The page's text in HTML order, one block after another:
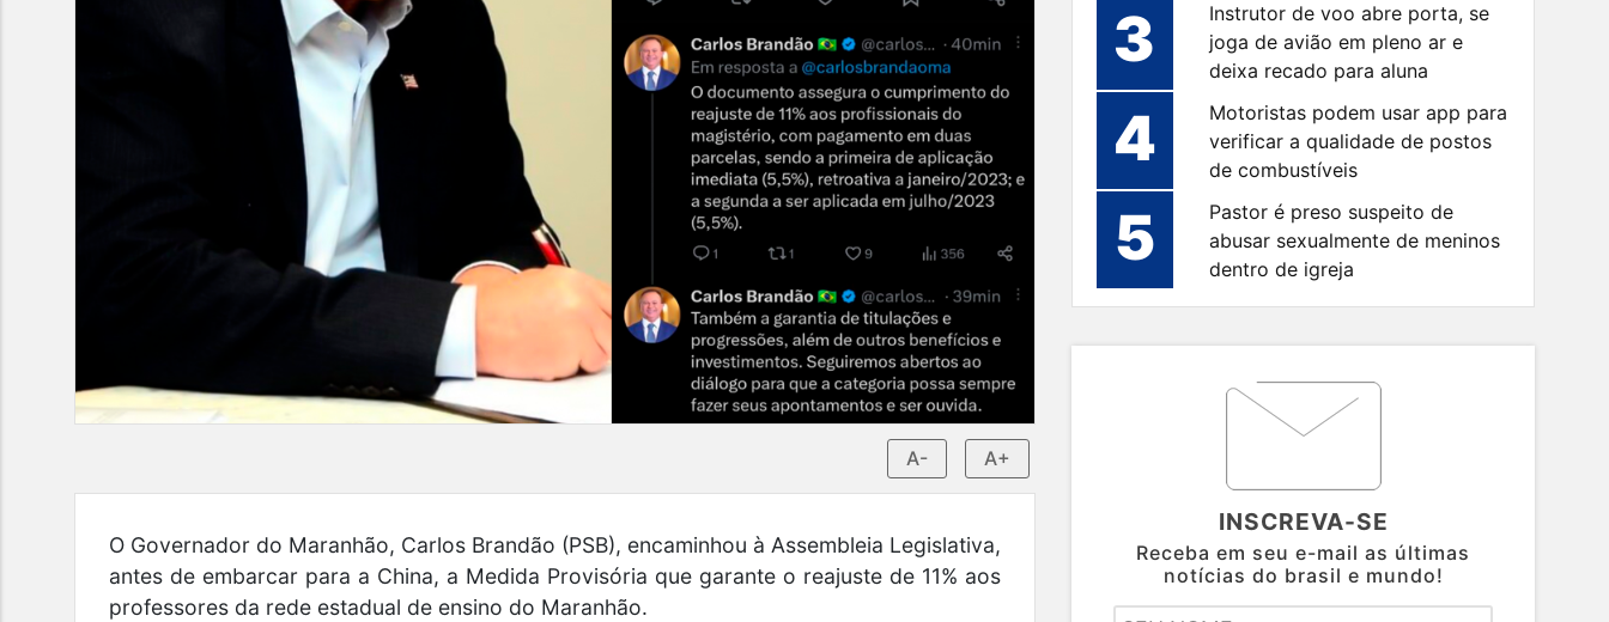
A- A+
O Governador do Maranhão, Carlos Brandão (PSB), encaminhou à Assembleia Legislativa,
antes de embarcar para a China, a Medida Provisória que garante o reajuste de 11% aos
professores da rede estadual de ensino do Maranhão.
3
Instrutor de voo abre porta, se
joga de avião em pleno ar e
deixa recado para aluna
4
Motoristas podem usar app para
verificar a qualidade de postos
de combustíveis
5
Pastor é preso suspeito de
abusar sexualmente de meninos
dentro de igreja
INSCREVA-SE
Receba em seu e-mail as últimas
notícias do brasil e mundo!